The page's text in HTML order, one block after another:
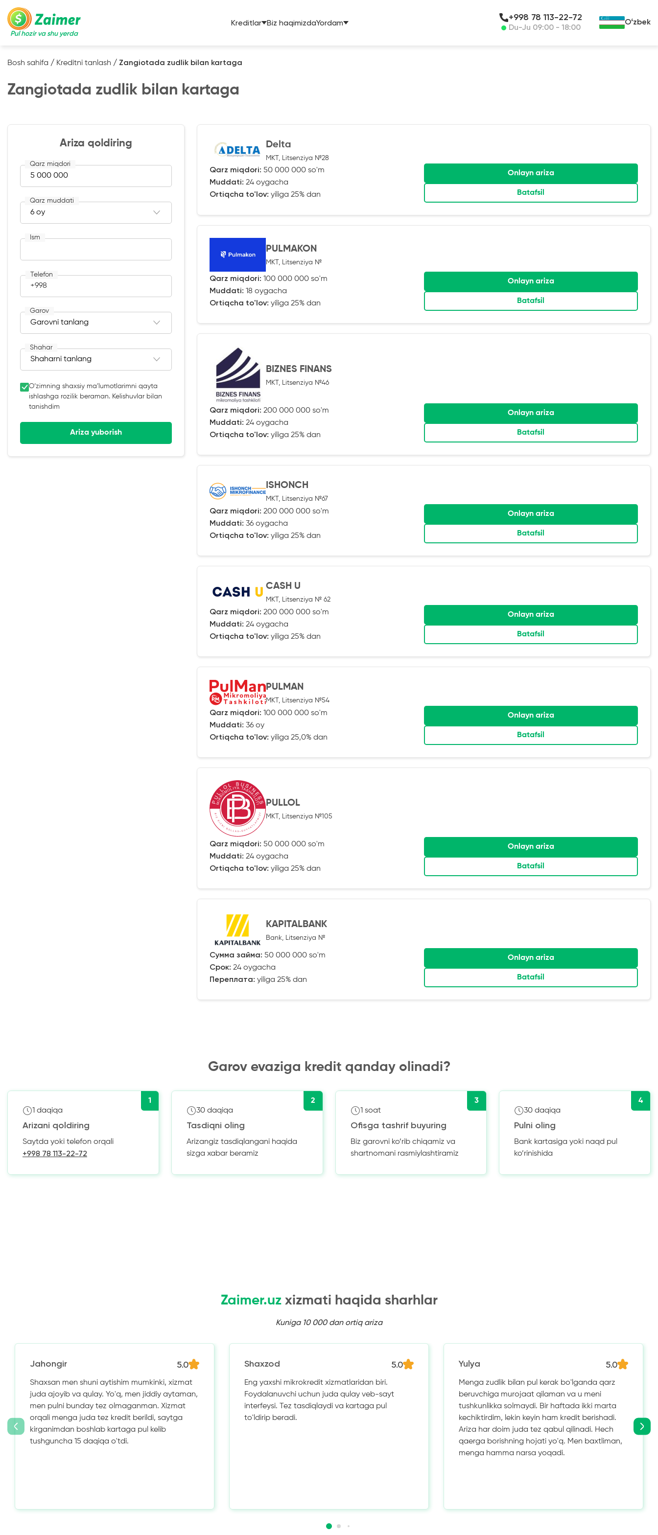
Pul hozir va shu yerda
Kreditlar Biz haqimizdaYordam
+998 78 113-22-72
Du-Ju 09:00 - 18:00
Oʻzbek
Bosh sahifa / Kreditni tanlash / Zangiotada zudlik bilan kartaga
Zangiotada zudlik bilan kartaga
Ariza qoldiring
Qarz miqdori
Qarz muddati
Ism
Telefon
+998
Garov
Shahar
O‘zimning shaxsiy ma’lumotlarimni qayta
ishlashga rozilik beraman. Kelishuvlar bilan
tanishdim
Ariza yuborish
Delta
MKT, Litsenziya №28
Qarz miqdori: 50 000 000 so'm
Muddati: 24 oygacha
Ortiqcha to'lov: yiliga 25% dan
Onlayn ariza
Batafsil
PULMAKON
MKT, Litsenziya №
Qarz miqdori: 100 000 000 so'm
Muddati: 18 oygacha
Ortiqcha to'lov: yiliga 25% dan
Onlayn ariza
Batafsil
BIZNES FINANS
MKT, Litsenziya №46
Qarz miqdori: 200 000 000 so'm
Muddati: 24 oygacha
Ortiqcha to'lov: yiliga 25% dan
Onlayn ariza
Batafsil
ISHONCH
MKT, Litsenziya №67
Qarz miqdori: 200 000 000 so'm
Muddati: 36 oygacha
Ortiqcha to'lov: yiliga 25% dan
Onlayn ariza
Batafsil
CASH U
MKT, Litsenziya № 62
Qarz miqdori: 200 000 000 so'm
Muddati: 24 oygacha
Ortiqcha to'lov: yiliga 25% dan
Onlayn ariza
Batafsil
PULMAN
MKT, Litsenziya №54
Qarz miqdori: 100 000 000 so'm
Muddati: 36 oy
Ortiqcha to'lov: yiliga 25,0% dan
Onlayn ariza
Batafsil
PULLOL
MKT, Litsenziya №105
Qarz miqdori: 50 000 000 so'm
Muddati: 24 oygacha
Ortiqcha to'lov: yiliga 25% dan
Onlayn ariza
Batafsil
KAPITALBANK
Bank, Litsenziya №
Сумма займа: 50 000 000 so'm
Срок: 24 oygacha
Переплата: yiliga 25% dan
Onlayn ariza
Batafsil
Garov evaziga kredit qanday olinadi?
1
1 daqiqa
Arizani qoldiring
Saytda yoki telefon orqali
+998 78 113-22-72
2
30 daqiqa
Tasdiqni oling
Arizangiz tasdiqlangani haqida
sizga xabar beramiz
3
1 soat
Ofisga tashrif buyuring
Biz garovni ko’rib chiqamiz va
shartnomani rasmiylashtiramiz
4
30 daqiqa
Pulni oling
Bank kartasiga yoki naqd pul
ko’rinishida
Zaimer.uzxizmati haqida sharhlar
Kuniga 10 000 dan ortiq ariza
Jahongir 5.0
Shaxsan men shuni aytishim mumkinki, xizmat
juda ajoyib va ​​qulay. Yo'q, men jiddiy aytaman,
men pulni bunday tez olmaganman. Xizmat
orqali menga juda tez kredit berildi, saytga
kirganimdan boshlab kartaga pul kelib
tushguncha 15 daqiqa o'tdi.
Shaxzod 5.0
Eng yaxshi mikrokredit xizmatlaridan biri.
Foydalanuvchi uchun juda qulay veb-sayt
interfeysi. Tez tasdiqlaydi va kartaga pul
to'ldirip beradi.
Yulya 5.0
Menga zudlik bilan pul kerak bo'lganda qarz
beruvchiga murojaat qilaman va u meni
tushkunlikka solmaydi. Bir haftada ikki marta
kechiktirdim, lekin keyin ham kredit berishadi.
Ariza har doim juda tez qabul qilinadi. Hech
qaerga borishning hojati yo'q. Men baxtliman,
menga hamma narsa yoqadi.